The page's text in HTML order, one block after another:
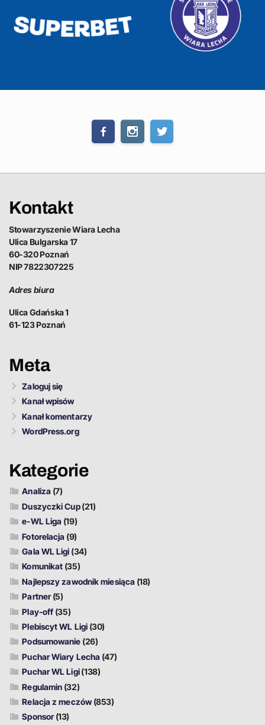
Kontakt
Stowarzyszenie Wiara Lecha
Ulica Bulgarska 17
60-320 Poznań
NIP 7822307225
Adres biura
Ulica Gdańska 1
61-123 Poznań
Meta
Zaloguj się
Kanał wpisów
Kanał komentarzy
WordPress.org
Kategorie
Analiza (7)
Duszyczki Cup(21)
e-WL Liga (19)
Fotorelacja (9)
Gala WL Ligi (34)
Komunikat (35)
Najlepszy zawodnik miesiąca (18)
Partner(5)
Play-off (35)
Plebiscyt WL Ligi (30)
Podsumowanie (26)
Puchar Wiary Lecha (47)
Puchar WL Ligi(138)
Regulamin (32)
Relacja z meczów(853)
Sponsor(13)